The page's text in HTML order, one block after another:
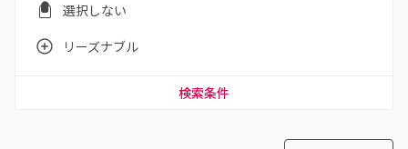
選択しない
リーズナブル
検索条件